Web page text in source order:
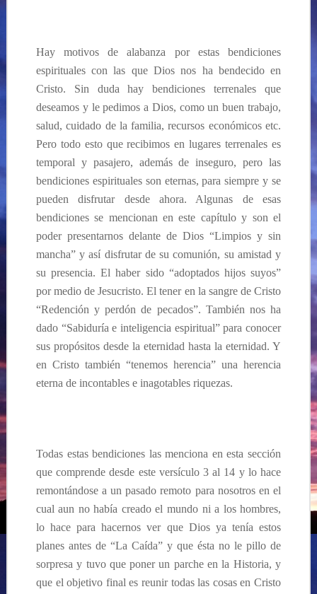
Hay motivos de alabanza por estas bendiciones
espirituales con las que Dios nos ha bendecido en
Cristo. Sin duda hay bendiciones terrenales que
deseamos y le pedimos a Dios, como un buen trabajo,
salud, cuidado de la familia, recursos económicos etc.
Pero todo esto que recibimos en lugares terrenales es
temporal y pasajero, además de inseguro, pero las
bendiciones espirituales son eternas, para siempre y se
pueden disfrutar desde ahora. Algunas de esas
bendiciones se mencionan en este capítulo y son el
poder presentarnos delante de Dios “Limpios y sin
mancha” y así disfrutar de su comunión, su amistad y
su presencia. El haber sido “adoptados hijos suyos”
por medio de Jesucristo. El tener en la sangre de Cristo
“Redención y perdón de pecados”. También nos ha
dado “Sabiduría e inteligencia espiritual” para conocer
sus propósitos desde la eternidad hasta la eternidad. Y
en Cristo también “tenemos herencia” una herencia
eterna de incontables e inagotables riquezas.
Todas estas bendiciones las menciona en esta sección
que comprende desde este versículo 3 al 14 y lo hace
remontándose a un pasado remoto para nosotros en el
cual aun no había creado el mundo ni a los hombres,
lo hace para hacernos ver que Dios ya tenía estos
planes antes de “La Caída” y que ésta no le pillo de
sorpresa y tuvo que poner un parche en la Historia, y
que el objetivo final es reunir todas las cosas en Cristo